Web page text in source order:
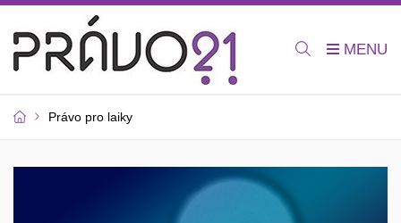
Právo pro laiky